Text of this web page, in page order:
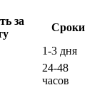
за
Сроки
1-3 дня
24-48
часов